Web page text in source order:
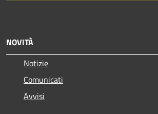
NOVITÀ
Notizie
Comunicati
Avvisi